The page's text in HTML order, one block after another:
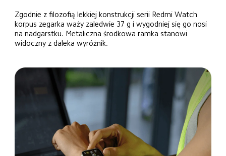
Zgodnie z filozofią lekkiej konstrukcji serii Redmi Watch
korpus zegarka waży zaledwie 37 g i wygodniej się go nosi
na nadgarstku. Metaliczna środkowa ramka stanowi
widoczny z daleka wyróżnik.